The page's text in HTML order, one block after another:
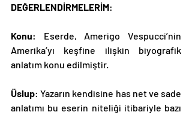
DEĞERLENDİRMELERİM:
Konu: Eserde, Amerigo Vespucci’nin
Amerika’yı keşfine ilişkin biyografik
anlatım konu edilmiştir.
Üslup: Yazarın kendisine has net ve sade
anlatımı bu eserin niteliği itibariyle bazı